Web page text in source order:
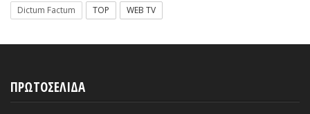
Dictum Factum
TOP WEB TV
ΠΡΩΤΟΣΕΛΙΔΑ